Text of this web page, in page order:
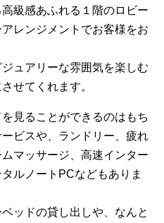
級感あふれる１階のロビー
レンジメントでお客様をお
ュアリーな雰囲気を楽しむ
せてくれます。
見ることができるのはもち
ビスや、ランドリー、疲れ
マッサージ、高速インター
ルノートPCなどもありま
ッドの貸し出しや、なんと